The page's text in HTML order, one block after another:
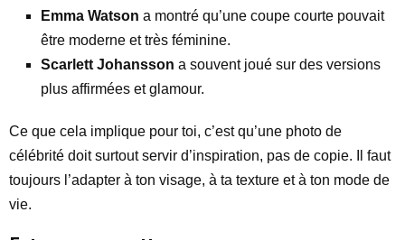
Emma Watson a montré qu’une coupe courte pouvait
être moderne et très féminine.
Scarlett Johansson a souvent joué sur des versions
plus affirmées et glamour.
Ce que cela implique pour toi, c’est qu’une photo de
célébrité doit surtout servir d’inspiration, pas de copie. Il faut
toujours l’adapter à ton visage, à ta texture et à ton mode de
vie.